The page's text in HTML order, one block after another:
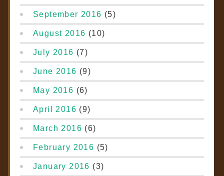
September 2016 (5)
August 2016 (10)
July 2016 (7)
June 2016 (9)
May 2016 (6)
April 2016 (9)
March 2016 (6)
February 2016 (5)
January 2016 (3)